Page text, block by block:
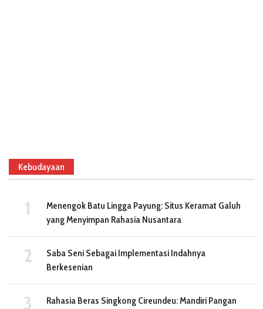
Kebudayaan
Menengok Batu Lingga Payung: Situs Keramat Galuh
yang Menyimpan Rahasia Nusantara
Saba Seni Sebagai Implementasi Indahnya
Berkesenian
Rahasia Beras Singkong Cireundeu: Mandiri Pangan